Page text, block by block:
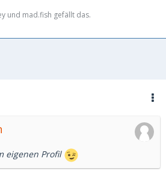
und mad.fish gefällt das.
eigenen Profil